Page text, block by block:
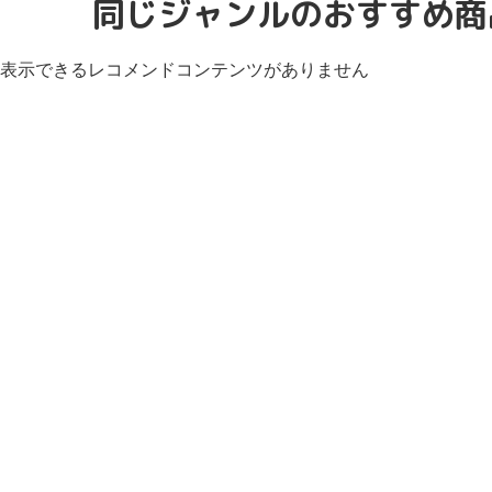
同じジャンルのおすすめ
表示できるレコメンドコンテンツがありません